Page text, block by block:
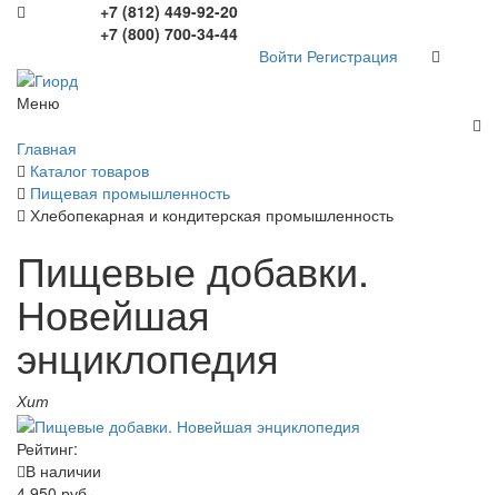
+7 (812) 449-92-20
+7 (800) 700-34-44
Войти Регистрация
Меню
Главная
Каталог товаров
Пищевая промышленность
Хлебопекарная и кондитерская промышленность
Пищевые добавки.
Новейшая
энциклопедия
Хит
Рейтинг:
В наличии